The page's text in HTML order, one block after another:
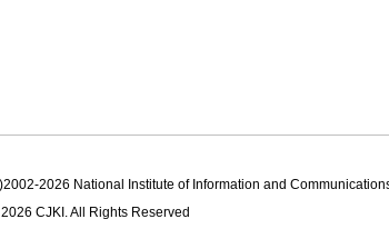
2026 National Institute of Information and
CJKI. All Rights Reserved